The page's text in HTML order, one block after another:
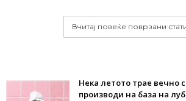
Вчитај повеќе поврзани
Нека летото трае вечно
производи на база на